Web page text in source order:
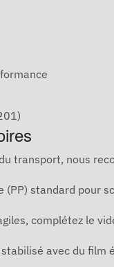
transport, nous
(PP) standard pour
complétez le
avec du